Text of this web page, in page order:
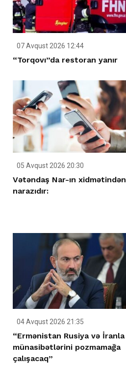
07 Avqust 2026 12:44
“Torqovı”da restoran yanır
05 Avqust 2026 20:30
Vətəndaş Nar-ın xidmətindən
narazıdır:
04 Avqust 2026 21:35
“Ermənistan Rusiya və İranla
münasibətlərini pozmamağa
çalışacaq”